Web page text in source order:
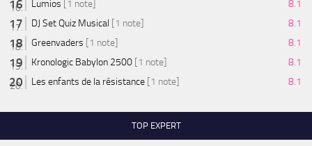
Lumios [1 note]
8.1
DJ Set Quiz Musical [1 note]
8.1
Greenvaders [1 note]
8.1
Kronologic Babylon 2500 [1 note]
8.1
Les enfants de la résistance [1 note] 8.1
TOP EXPERT